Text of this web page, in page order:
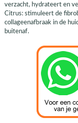
verzacht, hydrateert en
Citrus: stimuleert de
collageenafbraak in de
buitenaf.